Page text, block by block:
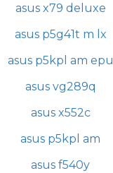
asus x79 deluxe
asus p5g41t m lx
asus p5kpl am epu
asus vg289q
asus x552c
asus p5kpl am
asus f540y